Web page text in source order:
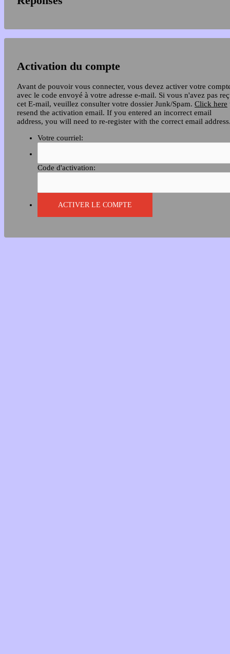
Activation du compte
Avant de pouvoir vous connecter, vous devez activer votre
avec le code envoyé à votre adresse e-mail. Si vous n'avez pas
cet E-mail, veuillez consulter votre dossier Junk/Spam. Click here
resend the activation email. If you entered an incorrect email
address, you will need to re-register with the correct email
Votre courriel:
Code d'activation: